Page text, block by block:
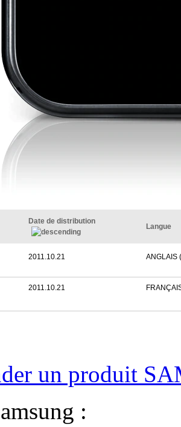
Date de distribution
Langue
2011.10.21 ANGLAIS
2011.10.21
un produit
: